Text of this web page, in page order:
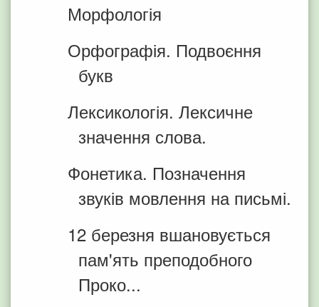
Морфологія
Орфографія. Подвоєння
букв
Лексикологія. Лексичне
значення слова.
Фонетика. Позначення
звуків мовлення на письмі.
12 березня вшановується
пам'ять преподобного
Проко...